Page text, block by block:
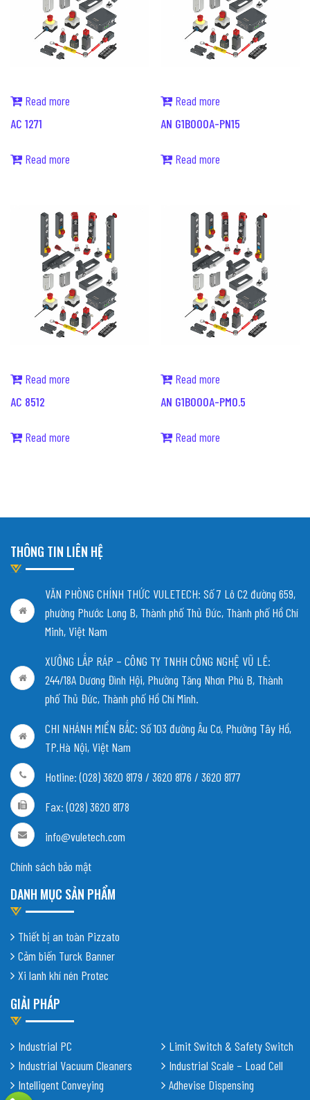
Read more
AC 1271
Read more
Read more
AN G1B000A-PN15
Read more
Read more
AC 8512
Read more
Read more
AN G1B000A-PM0.5
Read more
THÔNG TIN LIÊN HỆ
VĂN PHÒNG CHÍNH THỨC VULETECH: Số 7 Lô C2 đường 659,
phường Phước Long B, Thành phố Thủ Đức, Thành phố Hồ Chí
Minh, Việt Nam
XƯỞNG LẮP RÁP – CÔNG TY TNHH CÔNG NGHỆ VŨ LÊ:
244/18A Dương Đình Hội, Phường Tăng Nhơn Phú B, Thành
phố Thủ Đức, Thành phố Hồ Chí Minh.
CHI NHÁNH MIỀN BẮC: Số 103 đường Âu Cơ, Phường Tây Hồ,
TP.Hà Nội, Việt Nam
Hotline: (028) 3620 8179 / 3620 8176 / 3620 8177
Fax: (028) 3620 8178
info@vuletech.com
Chính sách bảo mật
DANH MỤC SẢN PHẨM
Thiết bị an toàn Pizzato
Cảm biến Turck Banner
Xi lanh khí nén Protec
GIẢI PHÁP
Industrial PC
Industrial Vacuum Cleaners
Intelligent Conveying
Limit Switch & Safety Switch
Industrial Scale – Load Cell
Adhevise Dispensing